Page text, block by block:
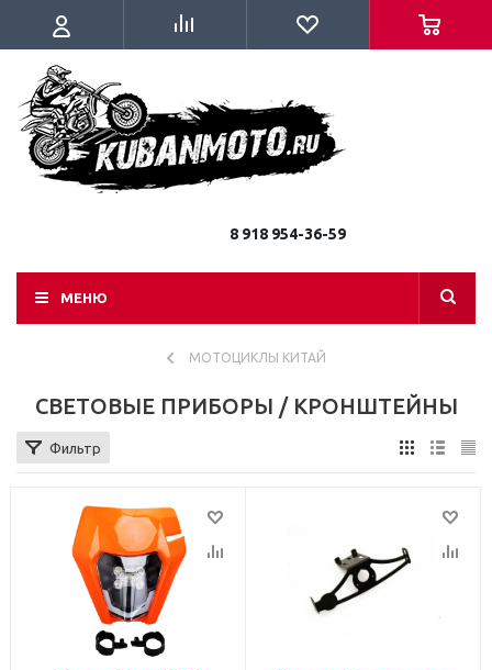
8 918 954-36-59
МЕНЮ
МОТОЦИКЛЫ КИТАЙ
СВЕТОВЫЕ ПРИБОРЫ / КРОНШТЕЙНЫ
Фильтр